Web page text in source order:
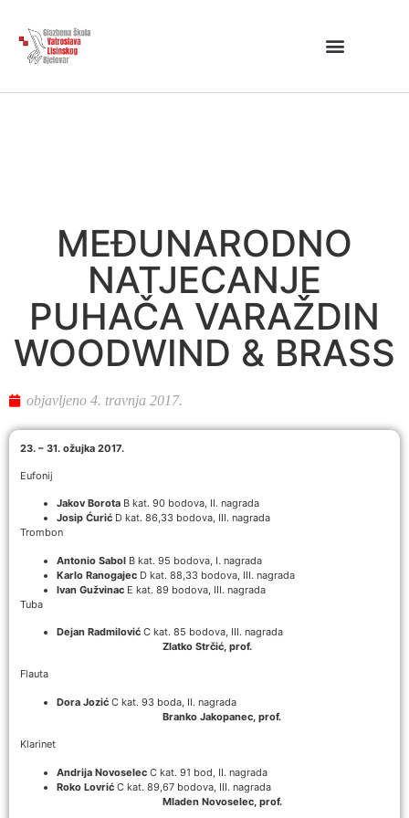
MEĐUNARODNO
NATJECANJE
PUHAČA VARAŽDIN
WOODWIND & BRASS
objavljeno 4. travnja 2017.
23. – 31. ožujka 2017.
Eufonij
Jakov Borota B kat. 90 bodova, II. nagrada
Josip Ćurić D kat. 86,33 bodova, III. nagrada
Trombon
Antonio Sabol B kat. 95 bodova, I. nagrada
Karlo Ranogajec D kat. 88,33 bodova, III. nagrada
Ivan Gužvinac E kat. 89 bodova, III. nagrada
Tuba
Dejan Radmilović C kat. 85 bodova, III. nagrada
Zlatko Strčić, prof.
Flauta
Dora Jozić C kat. 93 boda, II. nagrada
Branko Jakopanec, prof.
Klarinet
Andrija Novoselec C kat. 91 bod, II. nagrada
Roko Lovrić C kat. 89,67 bodova, III. nagrada
Mladen Novoselec, prof.